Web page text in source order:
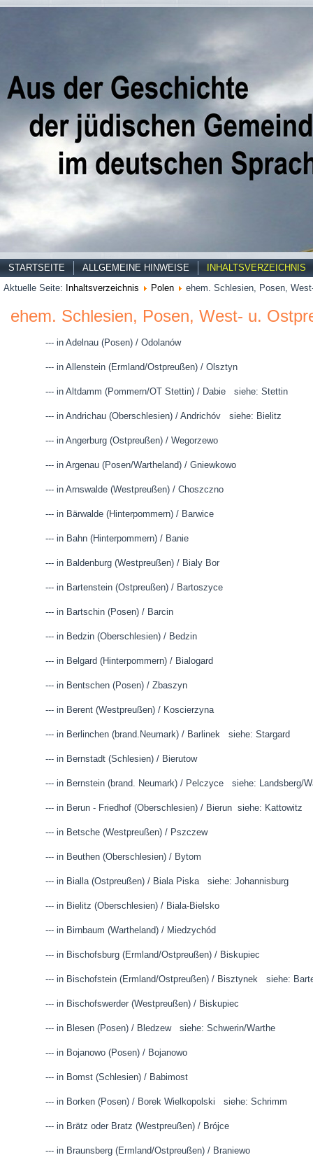
STARTSEITE ALLGEMEINE HINWEISE
INHALTSVERZEICHNIS
Aktuelle Seite: Inhaltsverzeichnis Polen ehem. Schlesien, Posen,
ehem. Schlesien, Posen, West- u.
--- in Adelnau (Posen) / Odolanów
--- in Allenstein (Ermland/Ostpreußen) / Olsztyn
--- in Altdamm (Pommern/OT Stettin) / Dabie siehe: Stettin
--- in Andrichau (Oberschlesien) / Andrichóv siehe: Bielitz
--- in Angerburg (Ostpreußen) / Wegorzewo
--- in Argenau (Posen/Wartheland) / Gniewkowo
--- in Arnswalde (Westpreußen) / Choszczno
--- in Bärwalde (Hinterpommern) / Barwice
--- in Bahn (Hinterpommern) / Banie
--- in Baldenburg (Westpreußen) / Bialy Bor
--- in Bartenstein (Ostpreußen) / Bartoszyce
--- in Bartschin (Posen) / Barcin
--- in Bedzin (Oberschlesien) / Bedzin
--- in Belgard (Hinterpommern) / Bialogard
--- in Bentschen (Posen) / Zbaszyn
--- in Berent (Westpreußen) / Koscierzyna
--- in Berlinchen (brand.Neumark) / Barlinek siehe: Stargard
--- in Bernstadt (Schlesien) / Bierutow
--- in Bernstein (brand. Neumark) / Pelczyce siehe: Landsberg/
--- in Berun - Friedhof (Oberschlesien) / Bierun siehe: Kattowitz
--- in Betsche (Westpreußen) / Pszczew
--- in Beuthen (Oberschlesien) / Bytom
--- in Bialla (Ostpreußen) / Biala Piska siehe: Johannisburg
--- in Bielitz (Oberschlesien) / Biala-Bielsko
--- in Birnbaum (Wartheland) / Miedzychód
--- in Bischofsburg (Ermland/Ostpreußen) / Biskupiec
--- in Bischofstein (Ermland/Ostpreußen) / Bisztynek siehe:
--- in Bischofswerder (Westpreußen) / Biskupiec
--- in Blesen (Posen) / Bledzew siehe: Schwerin/Warthe
--- in Bojanowo (Posen) / Bojanowo
--- in Bomst (Schlesien) / Babimost
--- in Borken (Posen) / Borek Wielkopolski siehe: Schrimm
--- in Brätz oder Bratz (Westpreußen) / Brójce
--- in Braunsberg (Ermland/Ostpreußen) / Braniewo